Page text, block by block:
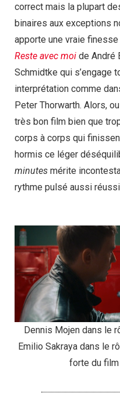
correct mais la plupart
binaires aux exceptions
apporte une vraie
Reste avec moi de André
Schmidtke qui s’engage
interprétation comme
Peter Thorwarth. Alors,
très bon film bien que
corps à corps qui
hormis ce léger
minutes mérite
rythme pulsé aussi
Dennis Mojen dans le
Emilio Sakraya dans le
forte du